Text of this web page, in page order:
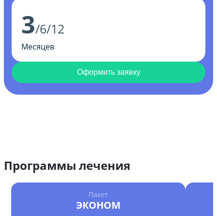
3/6/12
Месяцев
Оформить заявку
Программы лечения
Пакет
ЭКОНОМ